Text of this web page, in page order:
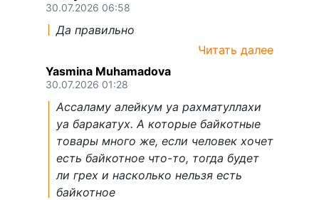
30.07.2026 06:58
Да правильно
Читать далее
Yasmina Muhamadova
30.07.2026 01:28
Ассаламу алейкум уа рахматуллахи
уа баракатух. А которые байкотные
товары много же, если человек хочет
есть байкотное что-то, тогда будет
ли грех и насколько нельзя есть
байкотное